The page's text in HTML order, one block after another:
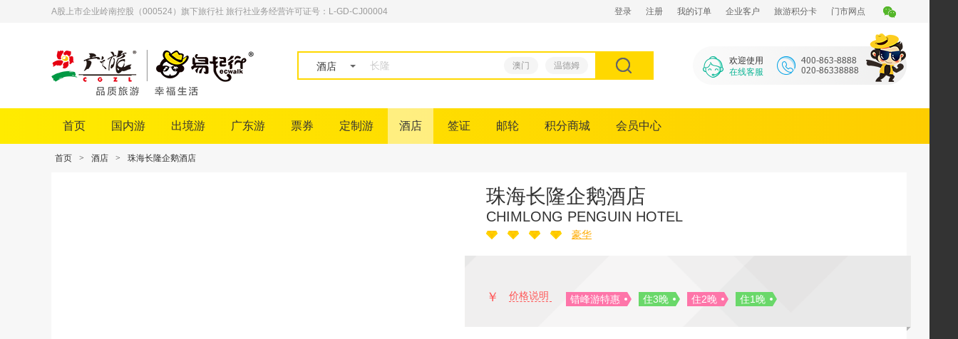
A股上市企业岭南控股（000524）旗下旅行社 旅行社业务经营许可证号：L-GD-CJ00004 登录 注册 我的订单 企业客户 旅游积分卡 门市网点
酒店 澳门 温德姆
欢迎使用
在线客服
首页 国内游 出境游 广东游 票券 定制游 酒店 签证 邮轮 积分商城 会员中心
首页 > 酒店 > 珠海长隆企鹅酒店
珠海长隆企鹅酒店
CHIMLONG PENGUIN HOTEL
豪华
￥ 价格说明 错峰游特惠 住3晚 住2晚 住1晚